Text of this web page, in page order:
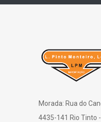
Morada: Rua do
4435-141 Rio Tinto